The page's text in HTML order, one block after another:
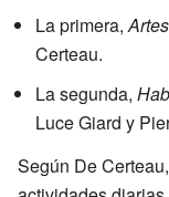
La primera,
Certeau.
La segunda,
Luce Giard y
Según De